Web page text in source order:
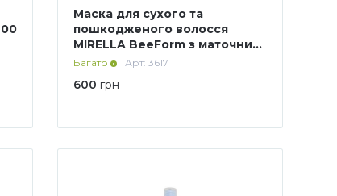
Маска для сухого та
пошкодженого волосся
MIRELLA BeeForm з маточним
молочком 500 мл
Багато Арт: 3617
600 грн